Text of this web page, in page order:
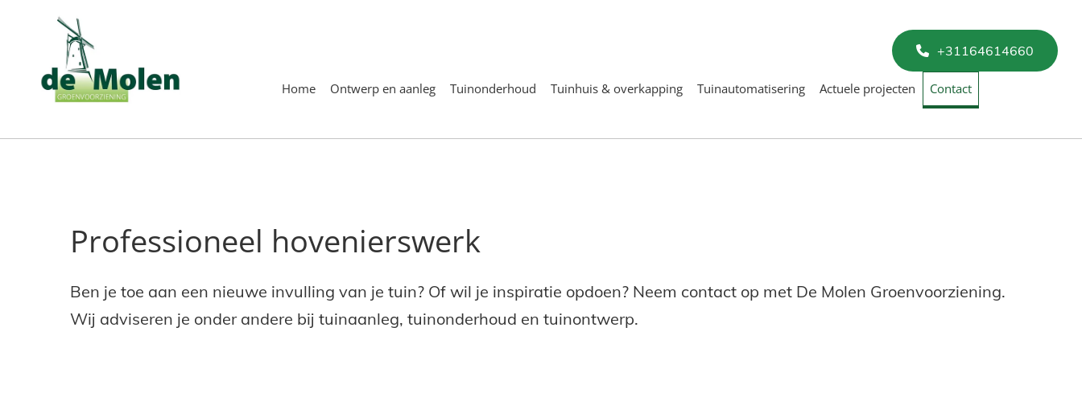
+31164614660
Home Ontwerp en aanleg Tuinonderhoud Tuinhuis & overkapping Tuinautomatisering Actuele projecten Contact
Professioneel hovenierswerk
Ben je toe aan een nieuwe invulling van je tuin? Of wil je inspiratie opdoen? Neem contact op met De Molen Groenvoorziening.
Wij adviseren je onder andere bij tuinaanleg, tuinonderhoud en tuinontwerp.